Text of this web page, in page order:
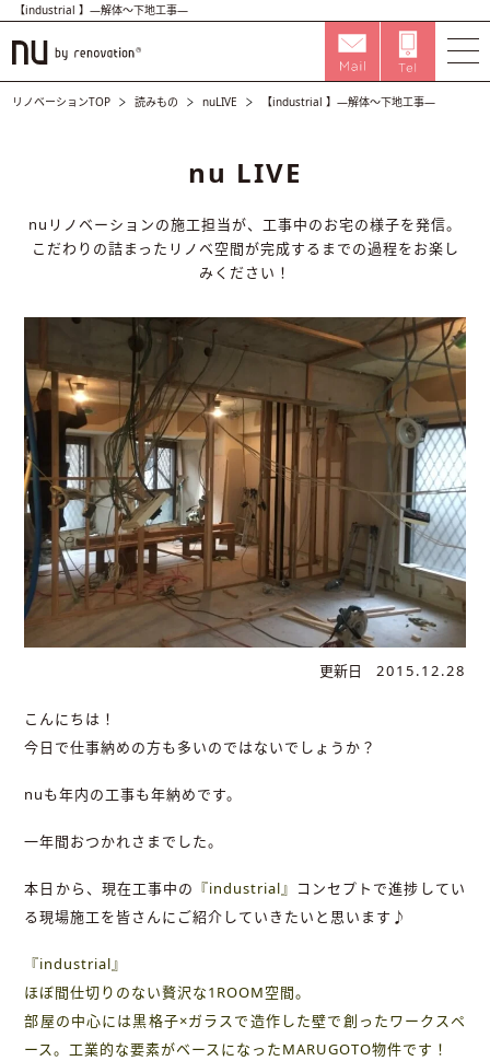
【industrial 】―解体〜下地工事―
リノベーションTOP 読みもの nuLIVE 【industrial 】―解体〜下地工事―
nu LIVE
nuリノベーションの施工担当が、工事中のお宅の様子を発信。
こだわりの詰まったリノベ空間が完成するまでの過程をお楽し
みください！
更新日 2015.12.28
こんにちは！
今日で仕事納めの方も多いのではないでしょうか？
nuも年内の工事も年納めです。
一年間おつかれさまでした。
本日から、現在工事中の 『industrial』 コンセプトで進捗してい
る現場施工を皆さんにご紹介していきたいと思います♪
『industrial』
ほぼ間仕切りのない贅沢な1ROOM空間。
部屋の中心には黒格子×ガラスで造作した壁で創ったワークスペ
ース。工業的な要素がベースになったMARUGOTO物件です！